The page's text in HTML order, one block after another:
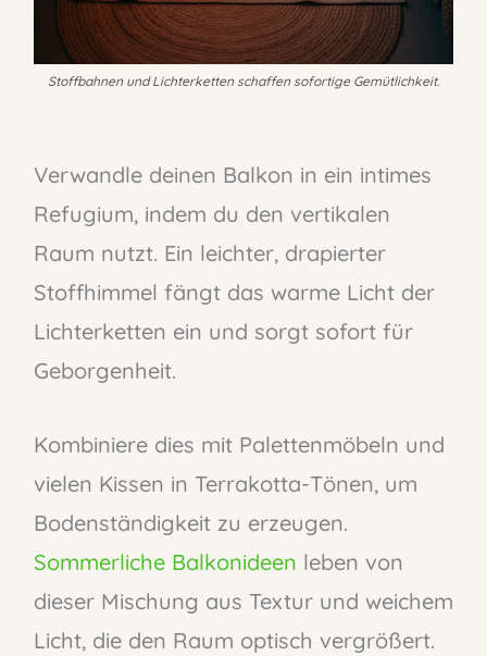
Stoffbahnen und Lichterketten schaffen sofortige Gemütlichkeit.
Verwandle deinen Balkon in ein intimes
Refugium, indem du den vertikalen
Raum nutzt. Ein leichter, drapierter
Stoffhimmel fängt das warme Licht der
Lichterketten ein und sorgt sofort für
Geborgenheit.
Kombiniere dies mit Palettenmöbeln und
vielen Kissen in Terrakotta-Tönen, um
Bodenständigkeit zu erzeugen.
Sommerliche Balkonideen leben von
dieser Mischung aus Textur und weichem
Licht, die den Raum optisch vergrößert.